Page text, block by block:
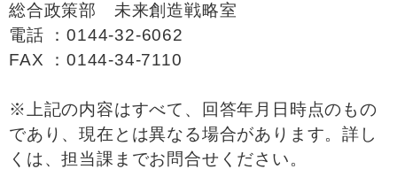
総合政策部 未来創造戦略室
電話 ：0144-32-6062
FAX ：0144-34-7110
※上記の内容はすべて、回答年月日時点のもの
であり、現在とは異なる場合があります。詳し
くは、担当課までお問合せください。